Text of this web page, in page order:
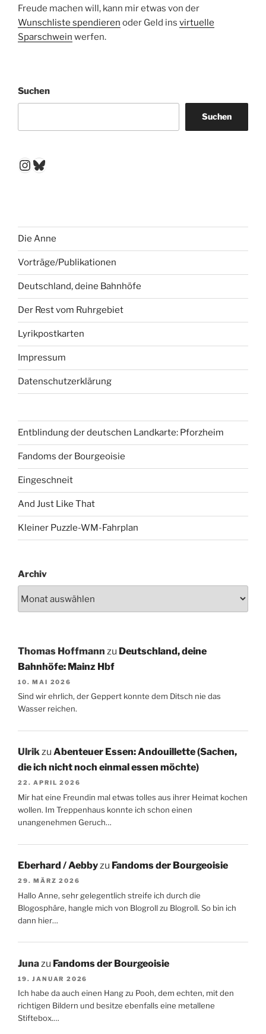
Freude machen will, kann mir etwas von der
Wunschliste spendieren oder Geld ins virtuelle
Sparschwein werfen.
Suchen
Suchen
Instagram
Bluesky
Die Anne
Vorträge/Publikationen
Deutschland, deine Bahnhöfe
Der Rest vom Ruhrgebiet
Lyrikpostkarten
Impressum
Datenschutzerklärung
Entblindung der deutschen Landkarte: Pforzheim
Fandoms der Bourgeoisie
Eingeschneit
And Just Like That
Kleiner Puzzle-WM-Fahrplan
Archiv
Thomas Hoffmann zu Deutschland, deine
Bahnhöfe: Mainz Hbf
10. MAI 2026
Sind wir ehrlich, der Geppert konnte dem Ditsch nie das
Wasser reichen.
Ulrikzu Abenteuer Essen: Andouillette (Sachen,
die ich nicht noch einmal essen möchte)
22. APRIL 2026
Mir hat eine Freundin mal etwas tolles aus ihrer Heimat kochen
wollen. Im Treppenhaus konnte ich schon einen
unangenehmen Geruch…
Eberhard / Aebbyzu Fandoms der Bourgeoisie
29. MÄRZ 2026
Hallo Anne, sehr gelegentlich streife ich durch die
Blogosphäre, hangle mich von Blogroll zu Blogroll. So bin ich
dann hier…
Junazu Fandoms der Bourgeoisie
19. JANUAR 2026
Ich habe da auch einen Hang zu Pooh, dem echten, mit den
richtigen Bildern und besitze ebenfalls eine metallene
Stiftebox.…